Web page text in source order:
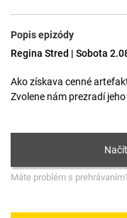
Popis epizódy
Regina Stred | Sobota
Ako získava cenné
Zvolene nám prezradí
Máte problém s